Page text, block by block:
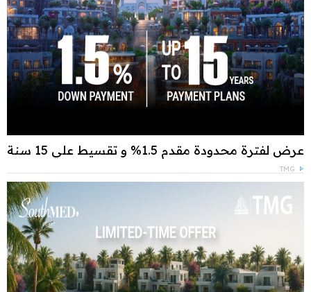
عرض لفترة محدودة مقدم 1.5% و تقسيط علي 15 سنة
TMG